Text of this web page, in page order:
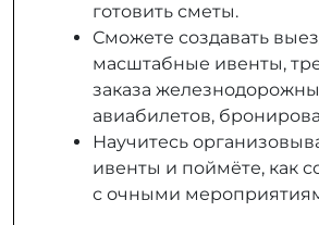
готовить сметы.
Сможете создавать
масштабные ивенты,
заказа
авиабилетов,
Научитесь
ивенты и поймёте, как
с очными